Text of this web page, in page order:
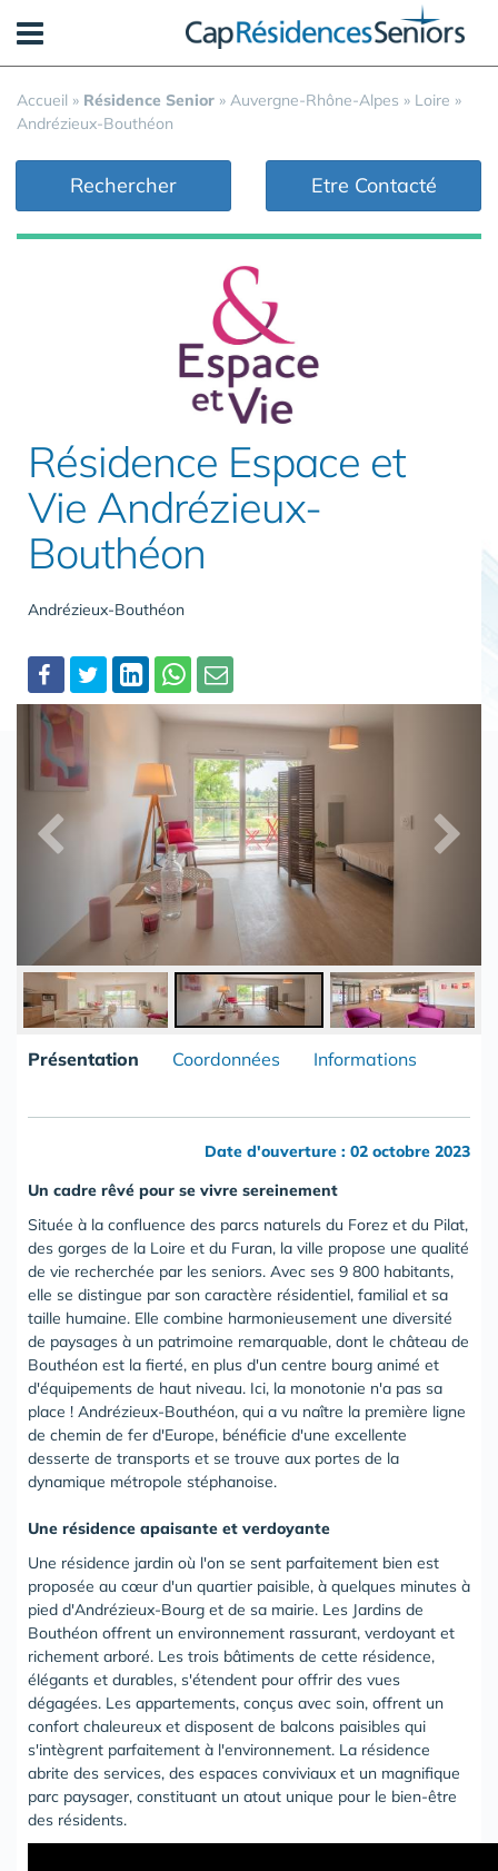
Accueil » Résidence Senior » Auvergne-Rhône-Alpes » Loire »
Andrézieux-Bouthéon
Rechercher Etre Contacté
Résidence Espace et
Vie Andrézieux-
Bouthéon
Andrézieux-Bouthéon
Partager
Présentation Coordonnées Informations
Date d'ouverture : 02 octobre 2023
Un cadre rêvé pour se vivre sereinement
Située à la confluence des parcs naturels du Forez et du Pilat,
des gorges de la Loire et du Furan, la ville propose une qualité
de vie recherchée par les seniors. Avec ses 9 800 habitants,
elle se distingue par son caractère résidentiel, familial et sa
taille humaine. Elle combine harmonieusement une diversité
de paysages à un patrimoine remarquable, dont le château de
Bouthéon est la fierté, en plus d'un centre bourg animé et
d'équipements de haut niveau. Ici, la monotonie n'a pas sa
place ! Andrézieux-Bouthéon, qui a vu naître la première ligne
de chemin de fer d'Europe, bénéficie d'une excellente
desserte de transports et se trouve aux portes de la
dynamique métropole stéphanoise.
Une résidence apaisante et verdoyante
Une résidence jardin où l'on se sent parfaitement bien est
proposée au cœur d'un quartier paisible, à quelques minutes à
pied d'Andrézieux-Bourg et de sa mairie. Les Jardins de
Bouthéon offrent un environnement rassurant, verdoyant et
richement arboré. Les trois bâtiments de cette résidence,
élégants et durables, s'étendent pour offrir des vues
dégagées. Les appartements, conçus avec soin, offrent un
confort chaleureux et disposent de balcons paisibles qui
s'intègrent parfaitement à l'environnement. La résidence
abrite des services, des espaces conviviaux et un magnifique
parc paysager, constituant un atout unique pour le bien-être
des résidents.